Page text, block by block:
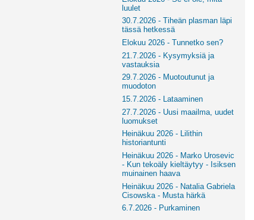
luulet
30.7.2026 - Tiheän plasman läpi
tässä hetkessä
Elokuu 2026 - Tunnetko sen?
21.7.2026 - Kysymyksiä ja
vastauksia
29.7.2026 - Muotoutunut ja
muodoton
15.7.2026 - Lataaminen
27.7.2026 - Uusi maailma, uudet
luomukset
Heinäkuu 2026 - Lilithin
historiantunti
Heinäkuu 2026 - Marko Urosevic
- Kun tekoäly kieltäytyy - Isiksen
muinainen haava
Heinäkuu 2026 - Natalia Gabriela
Cisowska - Musta härkä
6.7.2026 - Purkaminen